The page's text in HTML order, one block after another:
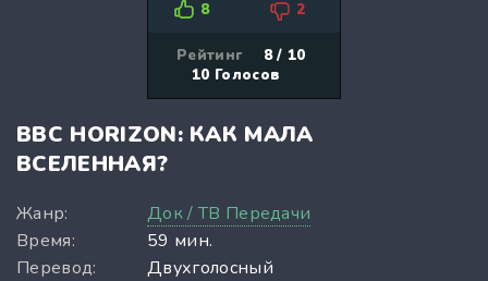
8 2
Рейтинг
8 / 10
10 Голосов
BBC HORIZON: КАК МАЛА
ВСЕЛЕННАЯ?
Жанр:
Док / ТВ Передачи
Время:
59 мин.
Перевод:
Двухголосный